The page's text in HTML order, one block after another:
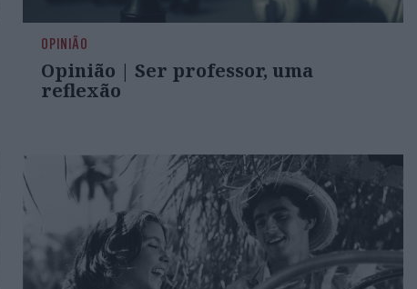
OPINIÃO
Opinião | Ser professor, uma
reflexão